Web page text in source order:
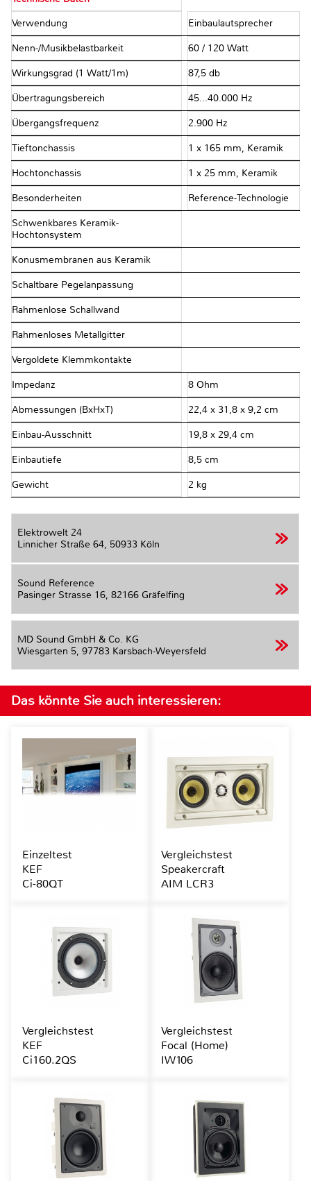
Verwendung Einbaulautsprecher
Nenn-/Musikbelastbarkeit 60 / 120 Watt
Wirkungsgrad (1 Watt/1m) 87,5 db
Übertragungsbereich 45...40.000 Hz
Übergangsfrequenz 2.900 Hz
Tieftonchassis 1 x 165 mm, Keramik
Hochtonchassis 1 x 25 mm, Keramik
Besonderheiten Reference-Technologie
Schwenkbares Keramik-
Hochtonsystem
Konusmembranen aus Keramik
Schaltbare Pegelanpassung
Rahmenlose Schallwand
Rahmenloses Metallgitter
Vergoldete Klemmkontakte
Impedanz 8 Ohm
Abmessungen (BxHxT) 22,4 x 31,8 x 9,2 cm
Einbau-Ausschnitt 19,8 x 29,4 cm
Einbautiefe 8,5 cm
Gewicht 2 kg
Elektrowelt 24
Linnicher Straße 64, 50933 Köln
Sound Reference
Pasinger Strasse 16, 82166 Gräfelfing
MD Sound GmbH & Co. KG
Wiesgarten 5, 97783 Karsbach-Weyersfeld
Das könnte Sie auch interessieren:
Einzeltest
KEF
Ci-80QT
Vergleichstest
Speakercraft
AIM LCR3
Vergleichstest
KEF
Ci160.2QS
Vergleichstest
Focal (Home)
IW106